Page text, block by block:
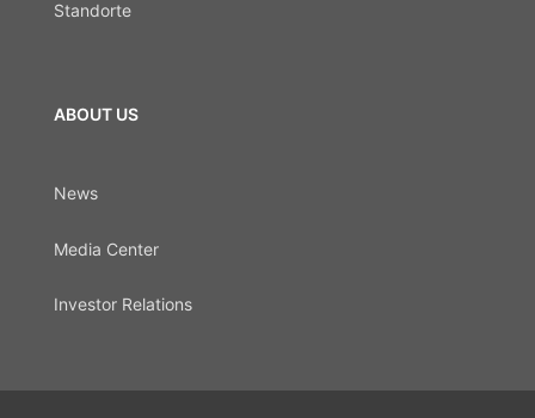
Standorte
ABOUT US
News
Media Center
Investor Relations